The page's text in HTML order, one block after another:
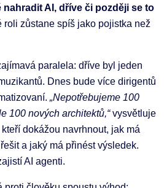
AI, dříve či později se to
roli zůstane spíš jako pojistka než
paralela: dříve byl jeden
Dnes bude více dirigentů
„Nepotřebujeme 100
100 nových architektů,“vysvětluje
dokážou navrhnout, jak má
a jaký má přinést výsledek.
AI agenti.